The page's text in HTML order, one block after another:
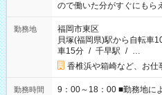
ので働いた分がすぐにもら
勤務地
福岡市東区
貝塚(福岡県)駅から自転車
車15分 / 千早駅 / …
香椎浜や箱崎など、お仕
勤務時間 9：00～18：00 ■勤務地に